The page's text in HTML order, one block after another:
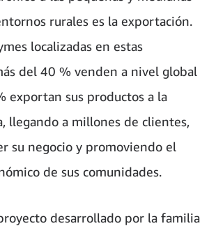
rurales es la exportación.
localizadas en estas
del 40 % venden a nivel global
exportan sus productos a la
llegando a millones de clientes,
su negocio y promoviendo el
de sus comunidades.
desarrollado por la familia